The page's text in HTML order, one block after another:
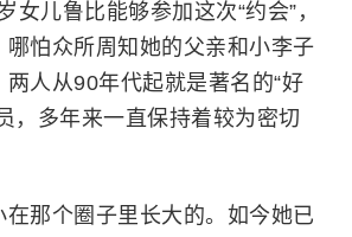
女儿鲁比能够参加这次“约会”，
哪怕众所周知她的父亲和小李子
人从90年代起就是著名的“好
，多年来一直保持着较为密切
在那个圈子里长大的。如今她已